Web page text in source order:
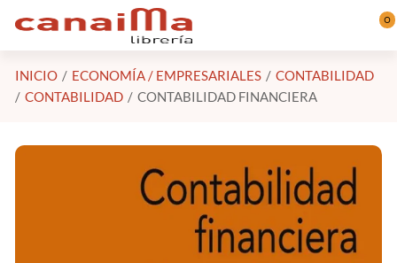
Saltar al contenido principal 0
INICIO ECONOMÍA / EMPRESARIALES
CONTABILIDAD
CONTABILIDAD
CONTABILIDAD FINANCIERA